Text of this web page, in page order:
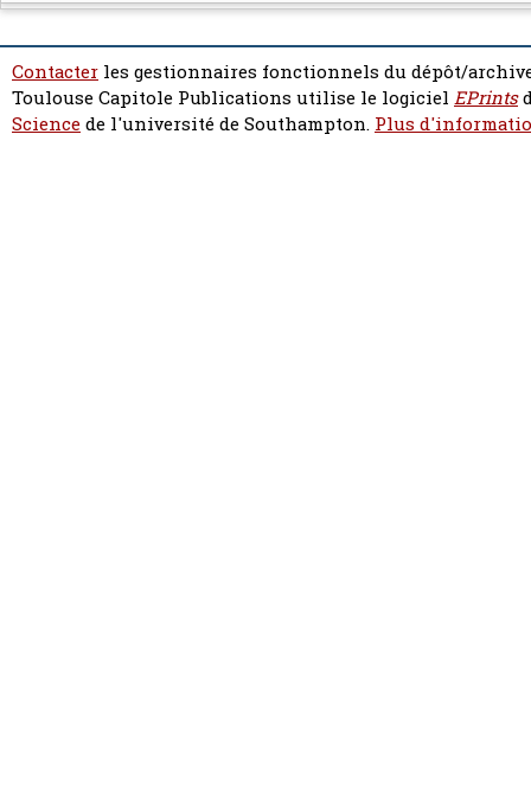
Contacter les gestionnaires fonctionnels du dépôt/
Toulouse Capitole Publications utilise le logiciel EPrints
Sciencede l'université de Southampton. Plus